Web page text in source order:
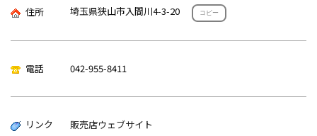
住所 埼玉県狭山市入間川4-3-20 コピー
電話 042-955-8411
リンク 販売店ウェブサイト